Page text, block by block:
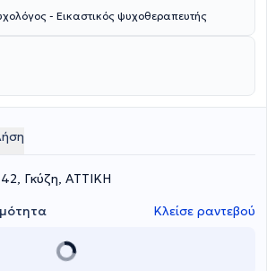
- Εικαστικός ψυχοθεραπευτής
Γκύζη, ΑΤΤΙΚΗ
Κλείσε ραντεβού